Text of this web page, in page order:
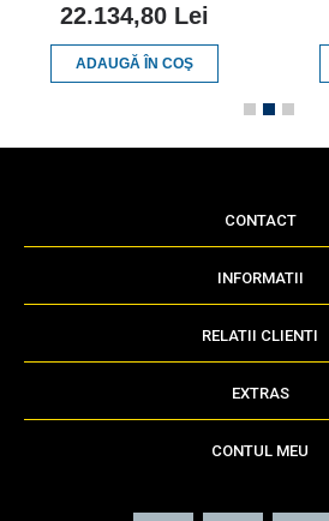
22.134,80 Lei
ADAUGĂ ÎN COŞ
CONTACT
INFORMATII
RELATII CLIENTI
EXTRAS
CONTUL MEU